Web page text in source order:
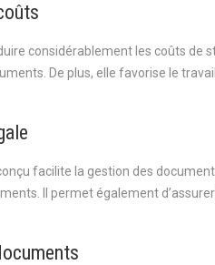
considérablement les coûts
De plus, elle favorise le
facilite la gestion des
Il permet également